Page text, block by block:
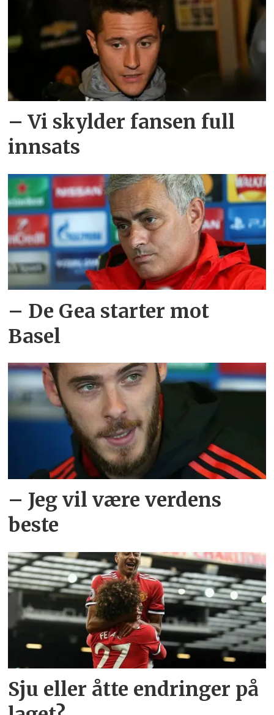
– Vi skylder fansen full
innsats
– De Gea starter mot
Basel
– Jeg vil være verdens
beste
Sju eller åtte endringer på